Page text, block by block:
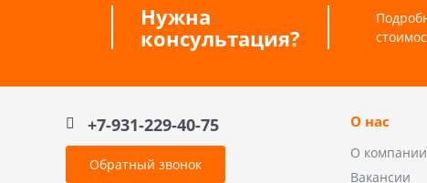
Нужна
консультация?
+7-931-229-40-75
Обратный звонок
О нас
О компании
Вакансии